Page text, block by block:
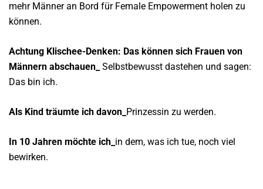
mehr Männer an Bord für Female Empowerment holen zu
können.
Achtung Klischee-Denken: Das können sich Frauen von
Männern abschauen_ Selbstbewusst dastehen und sagen:
Das bin ich.
Als Kind träumte ich davon_ Prinzessin zu werden.
In 10 Jahren möchte ich_ in dem, was ich tue, noch viel
bewirken.